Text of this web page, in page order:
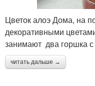
Цветок алоэ Дома, на
декоративными
занимают два горшка с
читать дальше →